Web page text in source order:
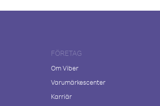
FÖRETAG
Om Viber
Varumärkescenter
Karriär